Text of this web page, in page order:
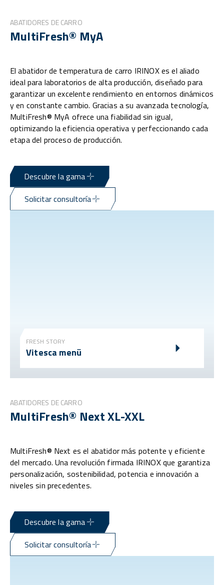
ABATIDORES DE CARRO
MultiFresh® MyA
El abatidor de temperatura de carro IRINOX es el aliado
ideal para laboratorios de alta producción, diseñado para
garantizar un excelente rendimiento en entornos dinámicos
y en constante cambio. Gracias a su avanzada tecnología,
MultiFresh® MyA ofrece una fiabilidad sin igual,
optimizando la eficiencia operativa y perfeccionando cada
etapa del proceso de producción.
Descubre la gama
Solicitar consultoría
FRESH STORY
Vitesca menü
ABATIDORES DE CARRO
MultiFresh® Next XL-XXL
MultiFresh® Next es el abatidor más potente y eficiente
del mercado. Una revolución firmada IRINOX que garantiza
personalización, sostenibilidad, potencia e innovación a
niveles sin precedentes.
Descubre la gama
Solicitar consultoría